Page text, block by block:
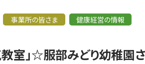
事業所の皆さま 健康経営の情報
教室」☆服部みどり幼稚園